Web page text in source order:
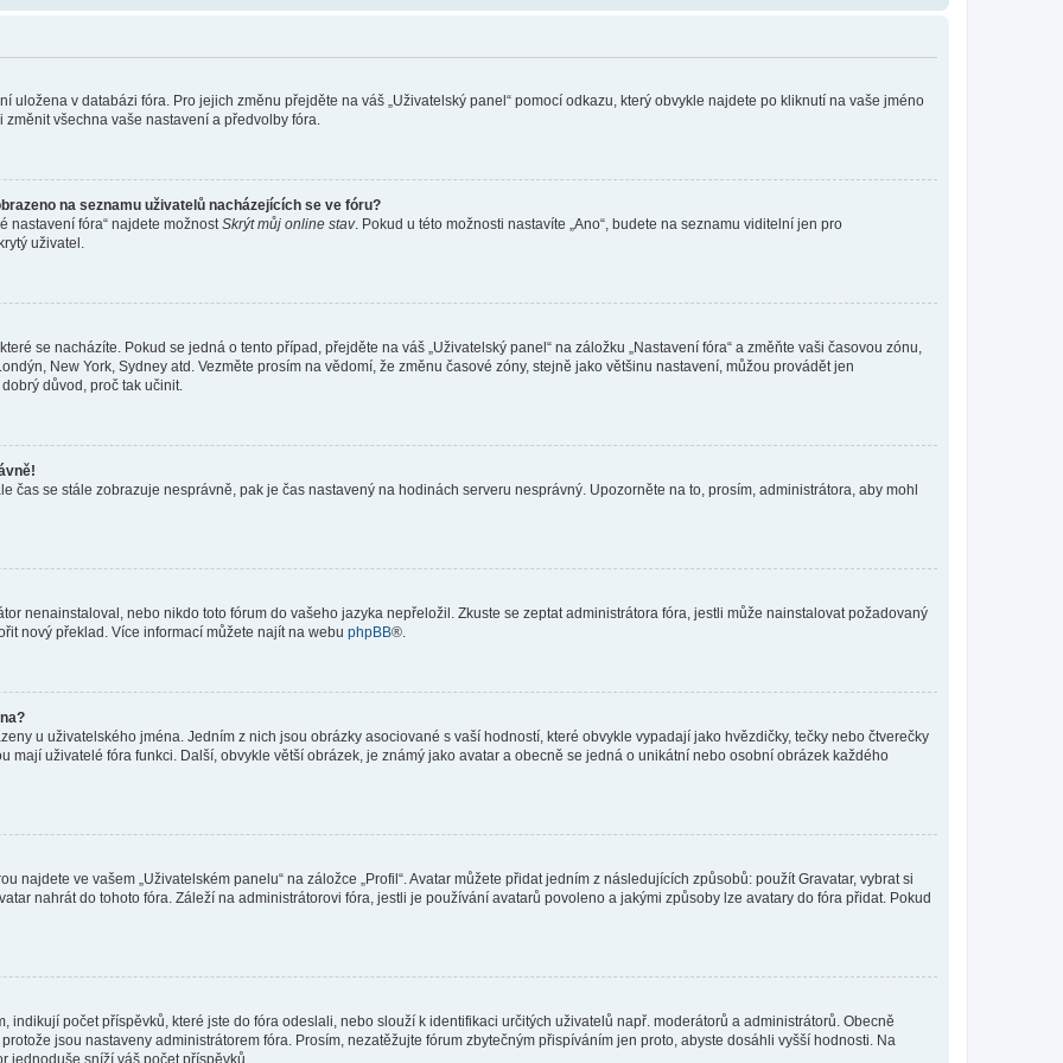
uložena v databázi fóra. Pro jejich změnu přejděte na váš „Uživatelský panel“ pomocí odkazu, který obvykle najdete po kliknutí na vaše jméno
všechna vaše nastavení a předvolby fóra.
na seznamu uživatelů nacházejících se ve fóru?
nastavení fóra“ najdete možnost Skrýt můj online stav. Pokud u této možnosti nastavíte „Ano“, budete na seznamu viditelní jen pro
uživatel.
se nacházíte. Pokud se jedná o tento případ, přejděte na váš „Uživatelský panel“ na záložku „Nastavení fóra“ a změňte vaši časovou zónu,
New York, Sydney atd. Vezměte prosím na vědomí, že změnu časové zóny, stejně jako většinu nastavení, můžou provádět jen
důvod, proč tak učinit.
čas se stále zobrazuje nesprávně, pak je čas nastavený na hodinách serveru nesprávný. Upozorněte na to, prosím, administrátora, aby mohl
nenainstaloval, nebo nikdo toto fórum do vašeho jazyka nepřeložil. Zkuste se zeptat administrátora fóra, jestli může nainstalovat požadovaný
nový překlad. Více informací můžete najít na webu phpBB®.
u uživatelského jména. Jedním z nich jsou obrázky asociované s vaší hodností, které obvykle vypadají jako hvězdičky, tečky nebo čtverečky
uživatelé fóra funkci. Další, obvykle větší obrázek, je známý jako avatar a obecně se jedná o unikátní nebo osobní obrázek každého
najdete ve vašem „Uživatelském panelu“ na záložce „Profil“. Avatar můžete přidat jedním z následujících způsobů: použít Gravatar, vybrat si
nahrát do tohoto fóra. Záleží na administrátorovi fóra, jestli je používání avatarů povoleno a jakými způsoby lze avatary do fóra přidat. Pokud
indikují počet příspěvků, které jste do fóra odeslali, nebo slouží k identifikaci určitých uživatelů např. moderátorů a administrátorů. Obecně
jsou nastaveny administrátorem fóra. Prosím, nezatěžujte fórum zbytečným přispíváním jen proto, abyste dosáhli vyšší hodnosti. Na
jednoduše sníží váš počet příspěvků.